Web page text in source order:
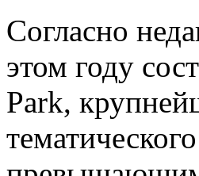
Согласно
этом году
Park,